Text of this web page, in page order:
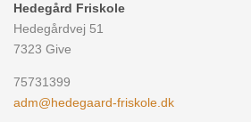
Hedegård Friskole
Hedegårdvej 51
7323 Give
75731399
adm@hedegaard-friskole.dk